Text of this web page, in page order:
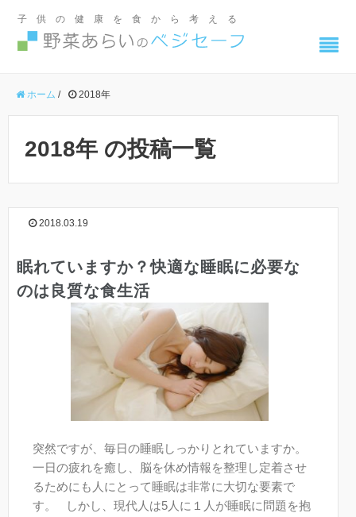
子供の健康を食から考える
ホーム / 2018年
2018年 の投稿一覧
2018.03.19
眠れていますか？快適な睡眠に必要な
のは良質な食生活
突然ですが、毎日の睡眠しっかりとれていますか。
一日の疲れを癒し、脳を休め情報を整理し定着させ
るためにも人にとって睡眠は非常に大切な要素で
す。 しかし、現代人は5人に１人が睡眠に問題を抱